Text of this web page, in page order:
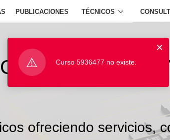
PUBLICACIONES TÉCNICOS
ofreciendo servicios,
Curso 5936477 no existe.
×